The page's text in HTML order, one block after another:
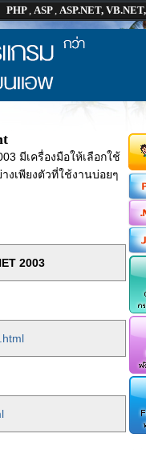
PHP, ASP, ASP.NET,
มีเครื่องมือให้เลือกใช้
งเพียงตัวที่ใช้งานบ่อยๆ
2003